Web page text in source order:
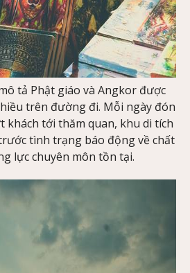
tả Phật giáo và Angkor được
trên đường đi. Mỗi ngày đón
khách tới thăm quan, khu di tích
tình trạng báo động về chất
lực chuyên môn tồn tại.